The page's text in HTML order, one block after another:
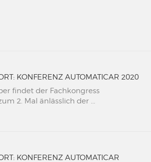
KONFERENZ AUTOMATICAR 2020
findet der Fachkongress
2. Mal änlässlich der ...
KONFERENZ AUTOMATICAR